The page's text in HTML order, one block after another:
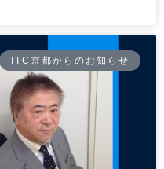
ITC京都からのお知らせ